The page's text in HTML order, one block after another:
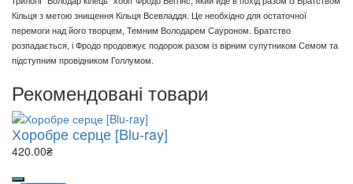
Кільця з метою знищення Кільця Всевладдя. Це необхідно для остаточної
перемоги над його творцем, Темним Володарем Сауроном. Братство
розпадається, і Фродо продовжує подорож разом із вірним супутником Семом та
підступним провідником Голлумом.
Рекомендовані товари
Хоробре серце [Blu-ray]
420.00₴